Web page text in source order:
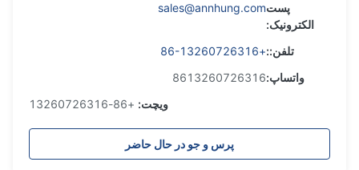
پست
الکترونیک:
sales@annhung.com
تلفن::+86-13260726316
واتساپ:8613260726316
ویچت: +86-13260726316
پرس و جو در حال حاضر